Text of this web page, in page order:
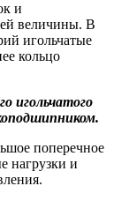
и
величины. В
игольчатые
кольцо
игольчатого
поперечное
нагрузки и